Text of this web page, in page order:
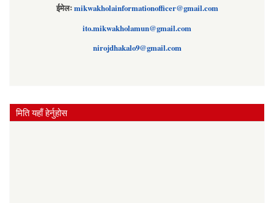
ईमेलःmikwakholainformationofficer@gmail.com
ito.mikwakholamun@gmail.com
nirojdhakalo9@gmail.com
मिति यहाँ हेर्नुहोस